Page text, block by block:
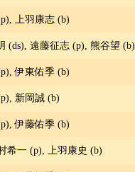
上羽康志 (b)
(ds), 遠藤征志 (p), 熊谷望 (b)
伊東佑季 (b)
新岡誠 (b)
伊藤佑季 (b)
希一 (p), 上羽康史 (b)